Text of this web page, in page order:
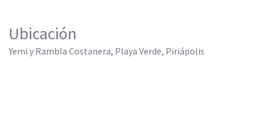
Ubicación
Yemi y Rambla Costanera, Playa Verde, Piriápolis